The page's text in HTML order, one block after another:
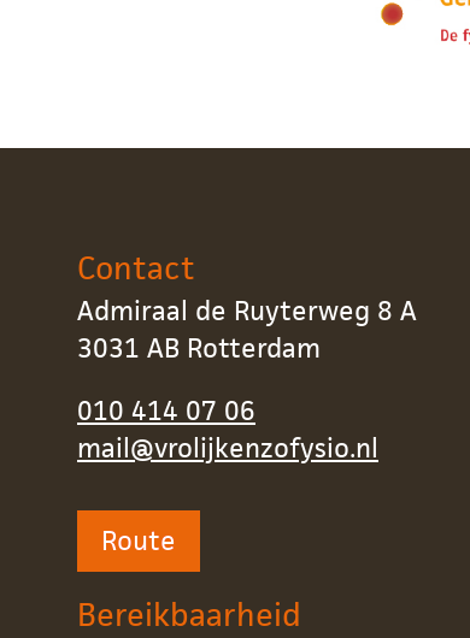
Contact
Admiraal de Ruyterweg 8 A
3031 AB Rotterdam
010 414 07 06
mail@vrolijkenzofysio.nl
Route
Bereikbaarheid